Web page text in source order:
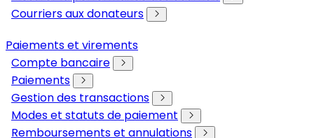
Courriers aux donateurs
Paiements et virements
Compte bancaire
Paiements
Gestion des transactions
Modes et statuts de paiement
Remboursements et annulations